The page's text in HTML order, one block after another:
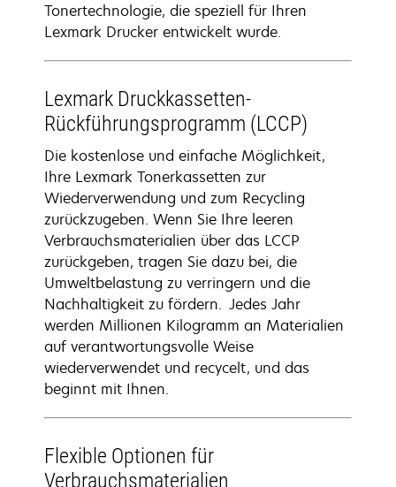
Tonertechnologie, die speziell für Ihren
Lexmark Drucker entwickelt wurde.
Lexmark Druckkassetten-
Rückführungsprogramm (LCCP)
Die kostenlose und einfache Möglichkeit,
Ihre Lexmark Tonerkassetten zur
Wiederverwendung und zum Recycling
zurückzugeben. Wenn Sie Ihre leeren
Verbrauchsmaterialien über das LCCP
zurückgeben, tragen Sie dazu bei, die
Umweltbelastung zu verringern und die
Nachhaltigkeit zu fördern. Jedes Jahr
werden Millionen Kilogramm an Materialien
auf verantwortungsvolle Weise
wiederverwendet und recycelt, und das
beginnt mit Ihnen.
Flexible Optionen für
Verbrauchsmaterialien